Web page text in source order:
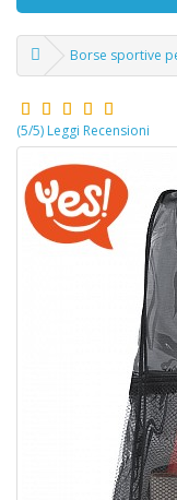
Borse sportive
(5/5) Leggi Recensioni